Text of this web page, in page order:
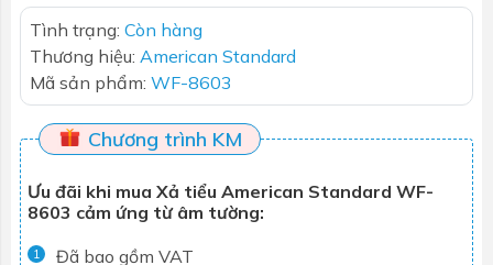
Tình trạng: Còn hàng
Thương hiệu: American Standard
Mã sản phẩm: WF-8603
Chương trình KM
Ưu đãi khi mua Xả tiểu American Standard WF-
8603 cảm ứng từ âm tường:
1 Đã bao gồm VAT